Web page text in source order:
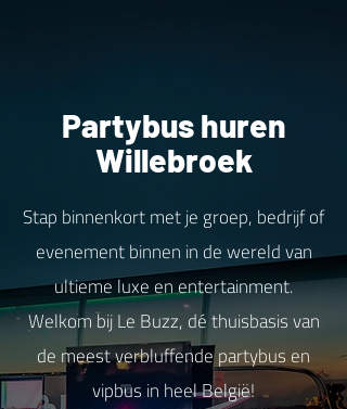
Partybus huren
Willebroek
Stap binnenkort met je groep, bedrijf of
evenement binnen in de wereld van
ultieme luxe en entertainment.
Welkom bij Le Buzz, dé thuisbasis van
de meest verbluffende partybus en
vipbus in heel België!